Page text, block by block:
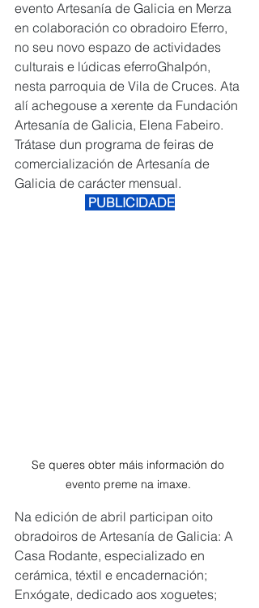
evento Artesanía de Galicia en Merza
en colaboración co obradoiro Eferro,
no seu novo espazo de actividades
culturais e lúdicas eferroGhalpón,
nesta parroquia de Vila de Cruces. Ata
alí achegouse a xerente da Fundación
Artesanía de Galicia, Elena Fabeiro.
Trátase dun programa de feiras de
comercialización de Artesanía de
Galicia de carácter mensual.
PUBLICIDADE
Se queres obter máis información do
evento preme na imaxe.
Na edición de abril participan oito
obradoiros de Artesanía de Galicia: A
Casa Rodante, especializado en
cerámica, téxtil e encadernación;
Enxógate, dedicado aos xoguetes;